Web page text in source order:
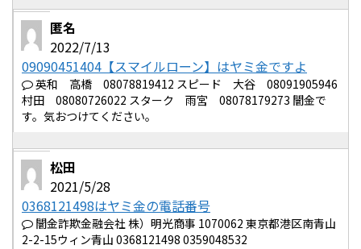
匿名
2022/7/13
09090451404【スマイルローン】はヤミ金ですよ
英和 高橋 08078819412 スピード 大谷 08091905946
村田 08080726022 スターク 雨宮 08078179273 闇金で
す。気おつけてください。
松田
2021/5/28
0368121498はヤミ金の電話番号
闇金詐欺金融会社 株）明光商事 1070062 東京都港区南青山
2-2-15ウィン青山 0368121498 0359048532